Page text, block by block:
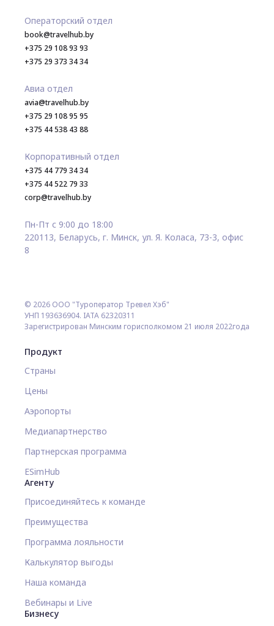
Операторский отдел
book@travelhub.by
+375 29 108 93 93
+375 29 373 34 34
Авиа отдел
avia@travelhub.by
+375 29 108 95 95
+375 44 538 43 88
Корпоративный отдел
+375 44 779 34 34
+375 44 522 79 33
corp@travelhub.by
Пн-Пт с 9:00 до 18:00
220113, Беларусь, г. Минск, ул. Я. Коласа, 73-3, офис
8
© 2026 ООО "Туроператор Тревел Хэб"
УНП 193636904. IATA 62320311
Зарегистрирован Минским горисполкомом 21 июля 2022года
Продукт
Страны
Цены
Аэропорты
Медиапартнерство
Партнерская программа
ESimHub
Агенту
Присоединяйтесь к команде
Преимущества
Программа лояльности
Калькулятор выгоды
Наша команда
Вебинары и Live
Бизнесу